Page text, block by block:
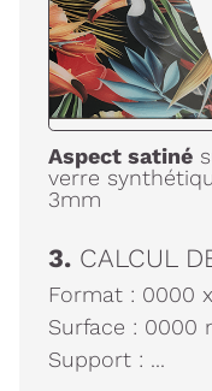
Aspect satiné
verre
3mm
3. CALCUL
Format : 0000 x
Surface : 0000
Support : ...